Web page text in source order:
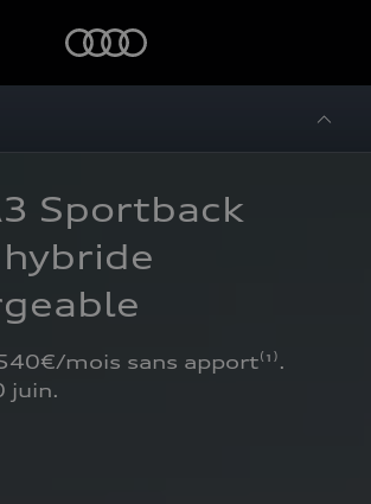
Sportback
hybride
mois sans apport⁽¹⁾.
juin.